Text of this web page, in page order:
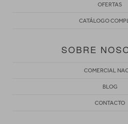
OFERTAS
CATÁLOGO
SOBRE
COMERCIAL
BLOG
CONTACTO